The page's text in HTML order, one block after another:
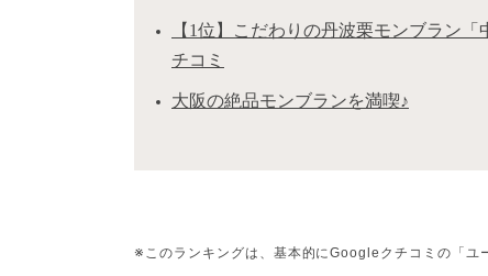
【1位】こだわりの丹波栗モンブラン
チコミ
大阪の絶品モンブランを満喫♪
※このランキングは、基本的にGoogleクチコミの「ユ